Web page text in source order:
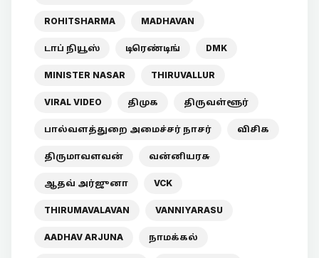
ROHITSHARMA MADHAVAN
டாப் நியூஸ் டிரெண்டிங் DMK
MINISTER NASAR THIRUVALLUR
VIRAL VIDEO திமுக திருவள்ளூர்
பால்வளத்துறை அமைச்சர் நாசர் விசிக
திருமாவளவன் வன்னியரசு
ஆதவ் அர்ஜுனா VCK
THIRUMAVALAVAN VANNIYARASU
AADHAV ARJUNA நாமக்கல்